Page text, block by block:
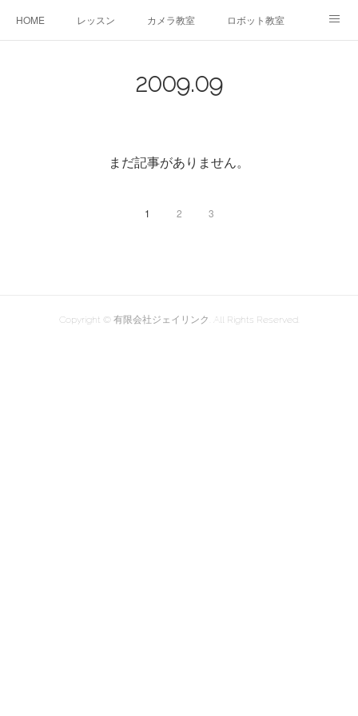
HOME レッスン カメラ教室 ロボット教室
2009.09
まだ記事がありません。
1 2 3
Copyright © 有限会社ジェイリンク. All Rights Reserved.